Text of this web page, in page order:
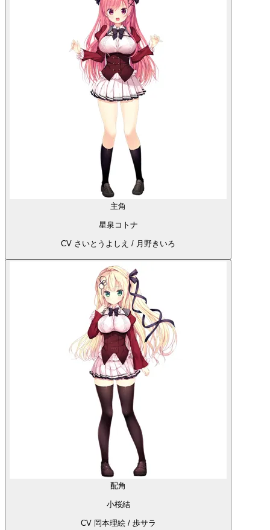
主角
星泉コトナ
CV さいとうよしえ / 月野きいろ
配角
小桜結
CV 岡本理絵 / 歩サラ